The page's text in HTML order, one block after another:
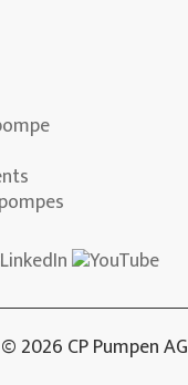
© 2026 CP Pumpen AG